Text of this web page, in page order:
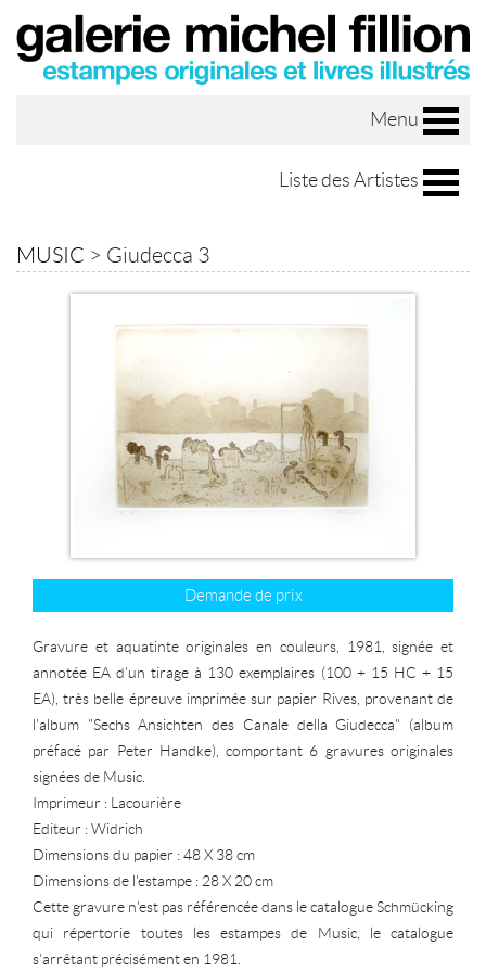
Menu
Liste des Artistes
MUSIC > Giudecca 3
Demande de prix
Gravure et aquatinte originales en couleurs, 1981, signée et
annotée EA d'un tirage à 130 exemplaires (100 + 15 HC + 15
EA), très belle épreuve imprimée sur papier Rives, provenant de
l'album "Sechs Ansichten des Canale della Giudecca" (album
préfacé par Peter Handke), comportant 6 gravures originales
signées de Music.
Imprimeur : Lacourière
Editeur : Widrich
Dimensions du papier : 48 X 38 cm
Dimensions de l'estampe : 28 X 20 cm
Cette gravure n'est pas référencée dans le catalogue Schmücking
qui répertorie toutes les estampes de Music, le catalogue
s'arrêtant précisément en 1981.